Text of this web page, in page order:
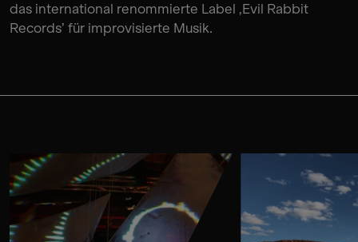
das international renommierte Label ‚Evil Rabbit
Records’ für improvisierte Musik.